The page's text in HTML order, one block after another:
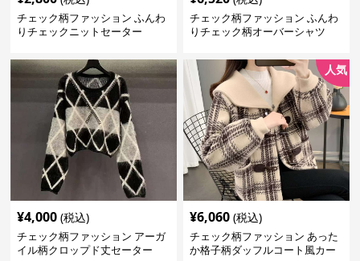
チェック柄ファッション ふんわ
りチェックニットセーター
チェック柄ファッション ふんわ
りチェック柄オーバーシャツ
¥4,000 (税込)
チェック柄ファッション アーガ
イル柄クロップド丈セーター
人気
¥6,060 (税込)
チェック柄ファッション あった
か格子柄ダッフルコート風カー